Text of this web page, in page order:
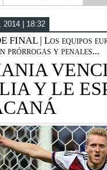
2014 | 18:32
FINAL | Los equipos
prórrogas y penales...
Y LE